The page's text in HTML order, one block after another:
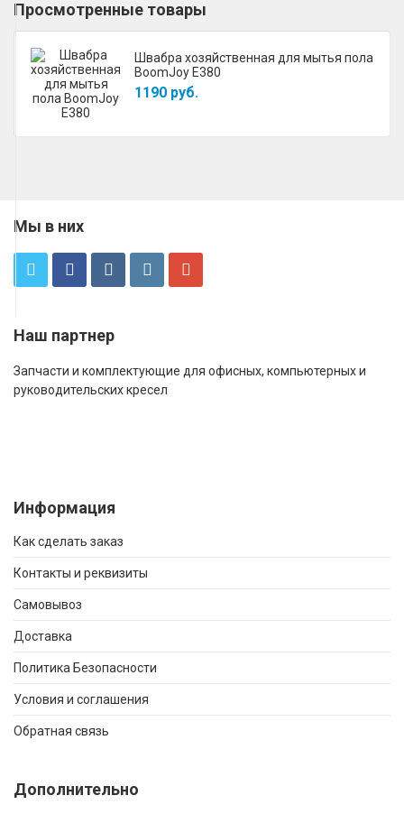
Просмотренные товары
Швабра хозяйственная для мытья пола
BoomJoy E380
1190 руб.
Мы в них
Наш партнер
Запчасти и комплектующие для офисных, компьютерных и
руководительских кресел
Информация
Как сделать заказ
Контакты и реквизиты
Самовывоз
Доставка
Политика Безопасности
Условия и соглашения
Обратная связь
Дополнительно